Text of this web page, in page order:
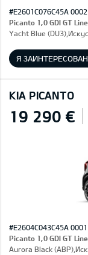
#E2601C076C45A 0002
Picanto 1,0 GDI GT
Yacht Blue
Я
KIA PICANTO
19 290 €
#E2604C043C45A 0001
Picanto 1,0 GDI GT
Aurora Black